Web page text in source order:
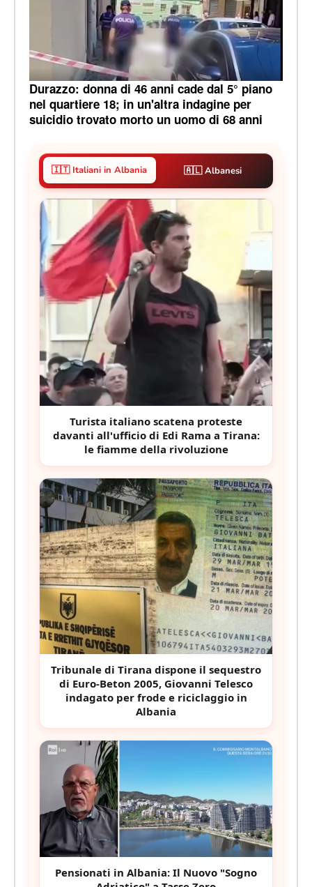
Durazzo: donna di 46 anni cade dal 5° piano
nel quartiere 18; in un'altra indagine per
suicidio trovato morto un uomo di 68 anni
🇮🇹 Italiani in Albania 🇦🇱 Albanesi
Turista italiano scatena proteste
davanti all'ufficio di Edi Rama a Tirana:
le fiamme della rivoluzione
Tribunale di Tirana dispone il sequestro
di Euro-Beton 2005, Giovanni Telesco
indagato per frode e riciclaggio in
Albania
Pensionati in Albania: Il Nuovo "Sogno